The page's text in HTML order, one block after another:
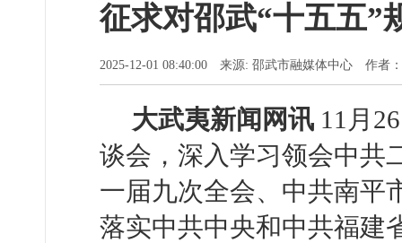
征求对邵武“十五五”
2025-12-01 08:40:00 来源: 邵武市融媒体中心 作者：
大武夷新闻网讯 11月
谈会，深入学习领会中共
一届九次全会、中共南平
落实中共中央和中共福建